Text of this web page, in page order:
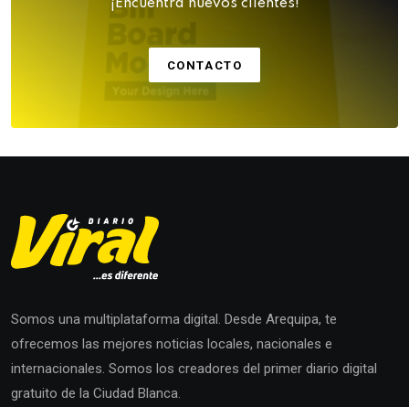
¡Encuentra nuevos clientes!
CONTACTO
Somos una multiplataforma digital. Desde Arequipa, te
ofrecemos las mejores noticias locales, nacionales e
internacionales. Somos los creadores del primer diario digital
gratuito de la Ciudad Blanca.